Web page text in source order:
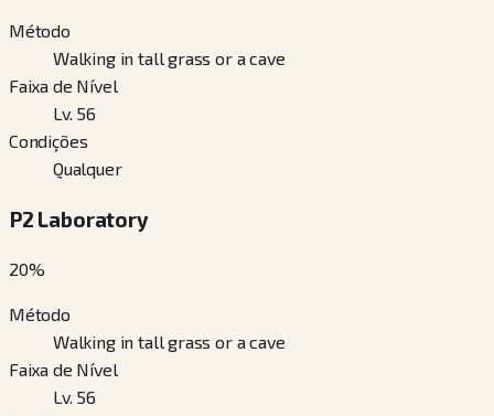
Método
Walking in tall grass or a cave
Faixa de Nível
Lv. 56
Condições
Qualquer
P2 Laboratory
20%
Método
Walking in tall grass or a cave
Faixa de Nível
Lv. 56